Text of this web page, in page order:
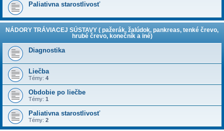
Paliativna starostlivosť
NÁDORY TRÁVIACEJ SÚSTAVY ( pažerák, žalúdok, pankreas, tenké črevo,
hrubé črevo, konečník a iné)
Diagnostika
Liečba
Témy: 4
Obdobie po liečbe
Témy: 1
Paliativna starostlivosť
Témy: 2